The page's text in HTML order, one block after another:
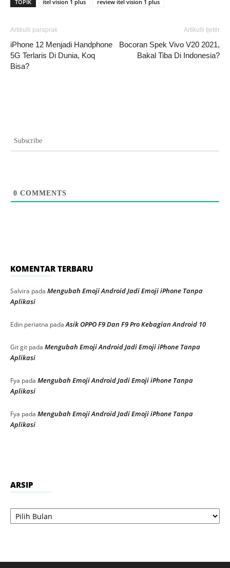
TOPIK itel vision 1 plus review itel vision 1 plus
Artikulli paraprak
iPhone 12 Menjadi Handphone
5G Terlaris Di Dunia, Koq
Bisa?
Artikulli tjetër
Bocoran Spek Vivo V20 2021,
Bakal Tiba Di Indonesia?
Subscribe
0 COMMENTS
KOMENTAR TERBARU
Salvira pada Mengubah Emoji Android Jadi Emoji iPhone Tanpa
Aplikasi
Edin periatna padaAsik OPPO F9 Dan F9 Pro Kebagian Android 10
Git git pada Mengubah Emoji Android Jadi Emoji iPhone Tanpa
Aplikasi
Fya pada Mengubah Emoji Android Jadi Emoji iPhone Tanpa
Aplikasi
Fya pada Mengubah Emoji Android Jadi Emoji iPhone Tanpa
Aplikasi
ARSIP
Arsip